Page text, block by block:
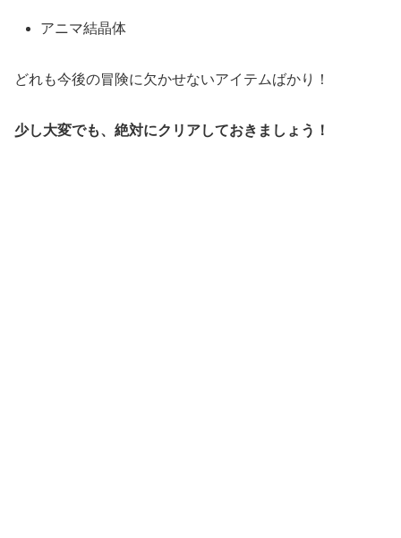
アニマ結晶体
どれも今後の冒険に欠かせないアイテムばかり！
少し大変でも、絶対にクリアしておきましょう！